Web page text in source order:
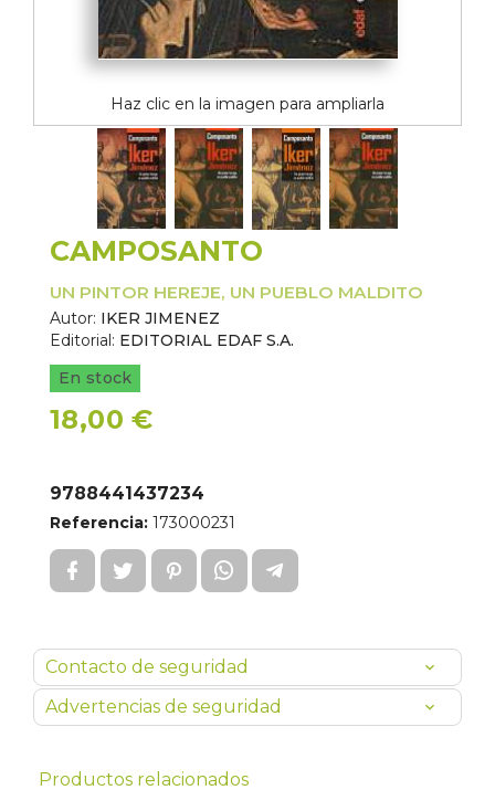
Haz clic en la imagen para ampliarla
CAMPOSANTO
UN PINTOR HEREJE, UN PUEBLO MALDITO
Autor: IKER JIMENEZ
Editorial: EDITORIAL EDAF S.A.
En stock
18,00 €
9788441437234
Referencia: 173000231
Contacto de seguridad
Advertencias de seguridad
Productos relacionados